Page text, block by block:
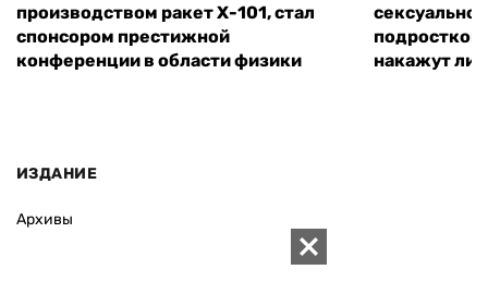
производством ракет Х-101, стал
спонсором престижной
конференции в области физики
подростком
накажут ли
ИЗДАНИЕ
Архивы